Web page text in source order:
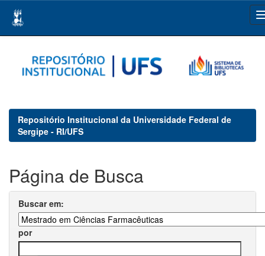
navigation
Repositório Institucional da Universidade Federal de
Sergipe - RI/UFS
Página de Busca
Buscar em:
por